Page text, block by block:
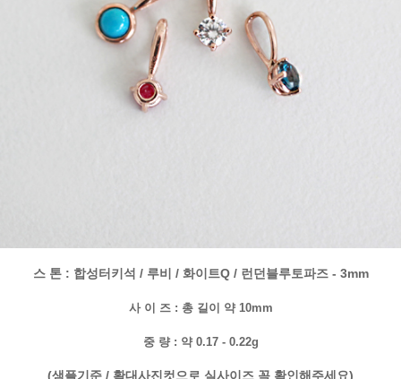
스 톤 : 합성터키석 / 루비 / 화이트Q / 런던블루토파즈 - 3mm
사 이 즈 : 총 길이 약 10mm
중 량 : 약 0.17 - 0.22g
(샘플기준 / 확대사진컷으로 실사이즈 꼭 확인해주세요)